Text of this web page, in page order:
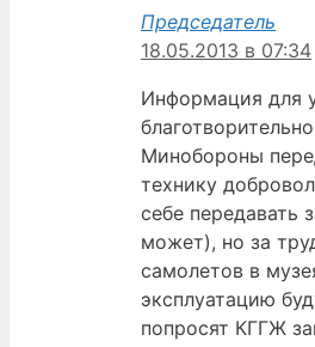
Председатель
18.05.2013 в 07:34
Информация для
Минобороны
технику
себе передавать
может), но за
самолетов в
эксплуатацию
попросят КГГЖ